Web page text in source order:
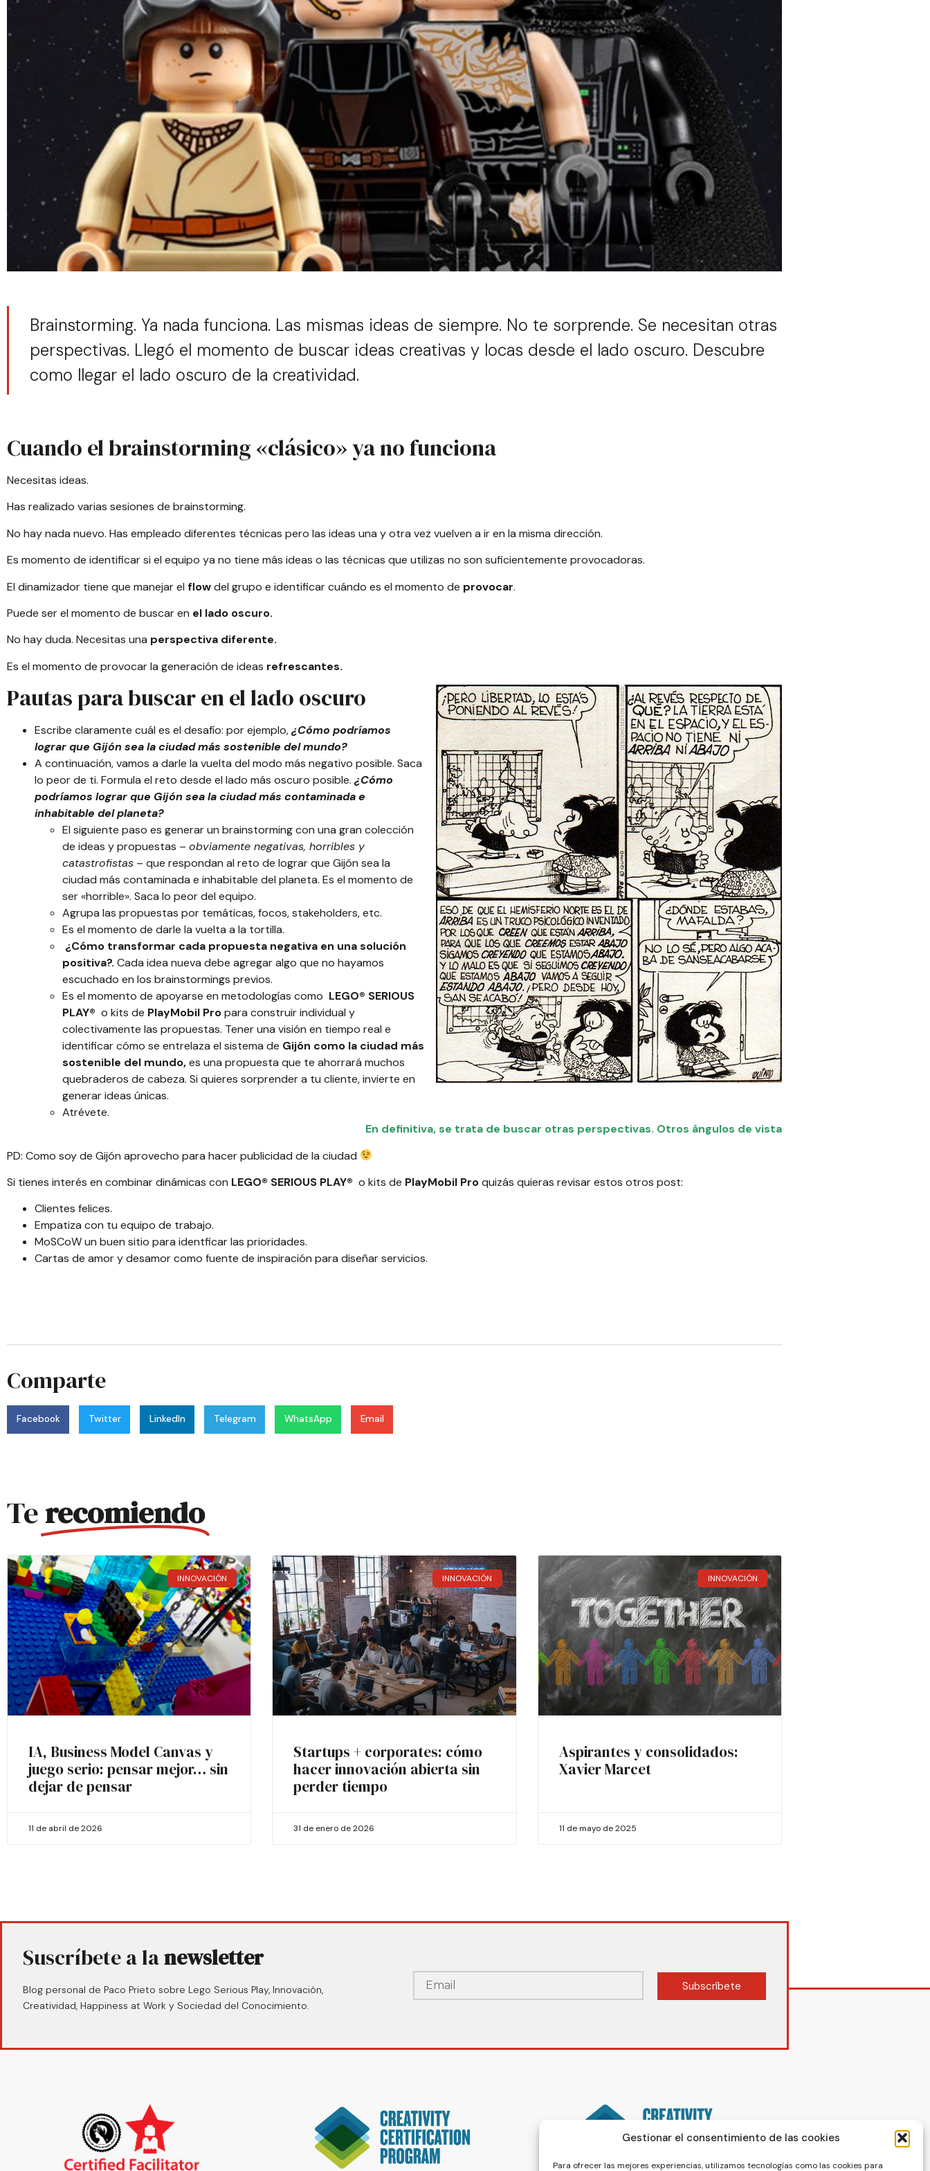
Gestionar el consentimiento de las cookies
Para ofrecer las mejores experiencias, utilizamos tecnologías como las cookies para
Brainstorming. Ya nada funciona. Las mismas ideas de siempre. No te sorprende. Se necesitan otras
perspectivas. Llegó el momento de buscar ideas creativas y locas desde el lado oscuro. Descubre
como llegar el lado oscuro de la creatividad.
Cuando el brainstorming «clásico» ya no funciona
Necesitas ideas.
Has realizado varias sesiones de brainstorming.
No hay nada nuevo. Has empleado diferentes técnicas pero las ideas una y otra vez vuelven a ir en la misma dirección.
Es momento de identificar si el equipo ya no tiene más ideas o las técnicas que utilizas no son suficientemente provocadoras.
El dinamizador tiene que manejar el flowdel grupo e identificar cuándo es el momento de provocar.
Puede ser el momento de buscar en el lado oscuro.
No hay duda. Necesitas una perspectiva diferente.
Es el momento de provocar la generación de ideas refrescantes.
Pautas para buscar en el lado oscuro
Escribe claramente cuál es el desafío: por ejemplo,¿Cómo podríamos
lograr que Gijón sea la ciudad más sostenible del mundo?
A continuación, vamos a darle la vuelta del modo más negativo posible. Saca
lo peor de ti. Formula el reto desde el lado más oscuro posible. ¿Cómo
podríamos lograr que Gijón sea la ciudad más contaminada e
inhabitable del planeta?
El siguiente paso es generar un brainstorming con una gran colección
de ideas y propuestas – obviamente negativas, horribles y
catastrofistas – que respondan al reto de lograr que Gijón sea la
ciudad más contaminada e inhabitable del planeta. Es el momento de
ser «horrible». Saca lo peor del equipo.
Agrupa las propuestas por temáticas, focos, stakeholders, etc.
Es el momento de darle la vuelta a la tortilla.
¿Cómo transformar cada propuesta negativa en una solución
positiva?. Cada idea nueva debe agregar algo que no hayamos
escuchado en los brainstormings previos.
Es el momento de apoyarse en metodologías como LEGO® SERIOUS
PLAY® o kits de PlayMobil Propara construir individual y
colectivamente las propuestas. Tener una visión en tiempo real e
identificar cómo se entrelaza el sistema de Gijón como la ciudad más
sostenible del mundo,es una propuesta que te ahorrará muchos
quebraderos de cabeza. Si quieres sorprender a tu cliente, invierte en
generar ideas únicas.
Atrévete.
En definitiva, se trata de buscar otras perspectivas. Otros ángulos de vista
PD: Como soy de Gijón aprovecho para hacer publicidad de la ciudad
Si tienes interés en combinar dinámicas con LEGO® SERIOUS PLAY® o kits de PlayMobil Proquizás quieras revisar estos otros post:
Clientes felices.
Empatiza con tu equipo de trabajo.
MoSCoW un buen sitio para identficar las prioridades.
Cartas de amor y desamor como fuente de inspiración para diseñar servicios.
Comparte
Facebook Twitter LinkedIn Telegram WhatsApp Email
Terecomiendo
INNOVACIÓN
IA, Business Model Canvas y
juego serio: pensar mejor… sin
dejar de pensar
11 de abril de 2026
INNOVACIÓN
Startups + corporates: cómo
hacer innovación abierta sin
perder tiempo
31 de enero de 2026
INNOVACIÓN
Aspirantes y consolidados:
Xavier Marcet
11 de mayo de 2025
Suscríbete a lanewsletter
Blog personal de Paco Prieto sobre Lego Serious Play, Innovación,
Creatividad, Happiness at Work y Sociedad del Conocimiento.
Subscríbete